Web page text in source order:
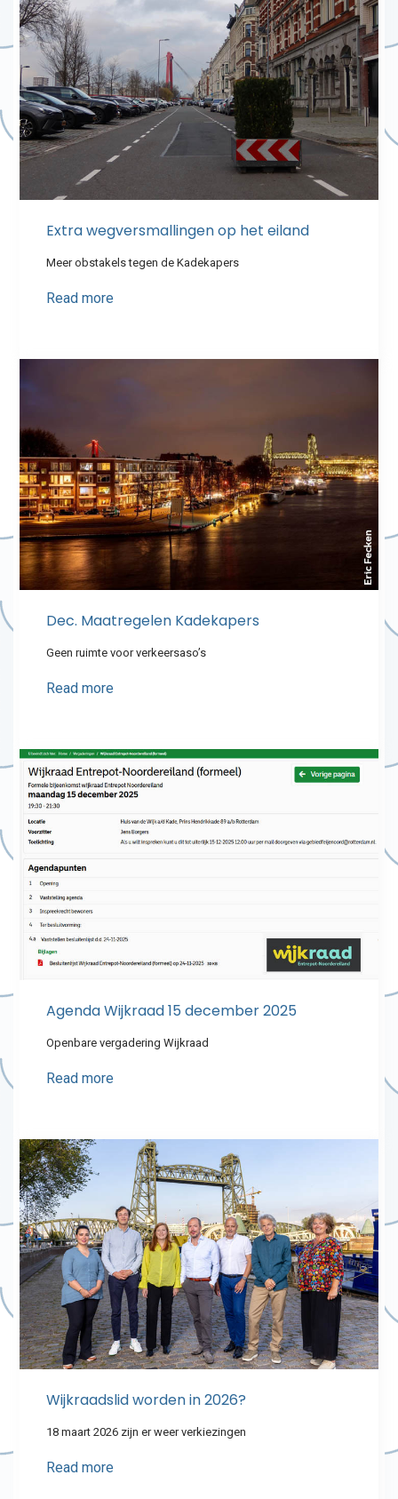
Extra wegversmallingen op het eiland
Meer obstakels tegen de Kadekapers
Read more
Dec. Maatregelen Kadekapers
Geen ruimte voor verkeersaso’s
Read more
Agenda Wijkraad 15 december 2025
Openbare vergadering Wijkraad
Read more
Wijkraadslid worden in 2026?
18 maart 2026 zijn er weer verkiezingen
Read more